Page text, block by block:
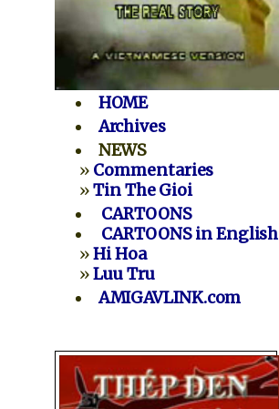
HOME
Archives
NEWS
» Commentaries
»Tin The Gioi
CARTOONS
CARTOONS in English
»Hi Hoa
»Luu Tru
AMIGAVLINK.com